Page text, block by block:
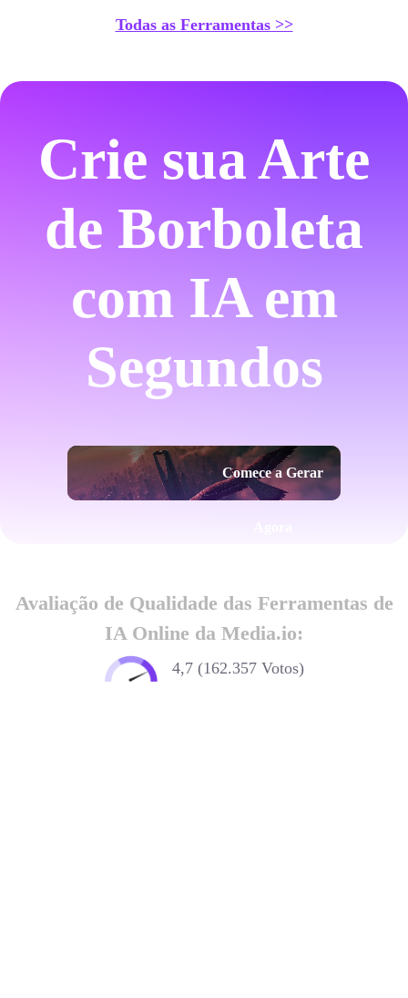
Todas as Ferramentas >>
Crie sua Arte
de Borboleta
com IA em
Segundos
Comece a Gerar
Avaliação de Qualidade das Ferramentas de
IA Online da Media.io:
4,7 (162.357 Votos)